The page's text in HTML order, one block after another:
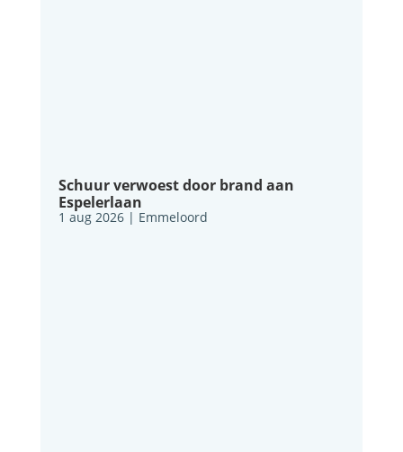
Schuur verwoest door brand aan
Espelerlaan
1 aug 2026| Emmeloord